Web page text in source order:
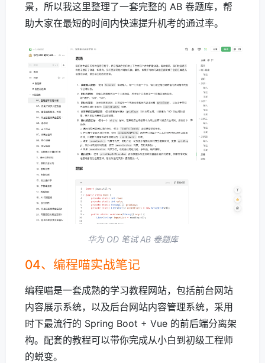
景，所以我这里整理了一套完整的 AB 卷题库，帮
助大家在最短的时间内快速提升机考的通过率。
华为 OD 笔试 AB 卷题库
04、编程喵实战笔记
编程喵是一套成熟的学习教程网站，包括前台网站
内容展示系统，以及后台网站内容管理系统，采用
时下最流行的 Spring Boot + Vue 的前后端分离架
构。配套的教程可以带你完成从小白到初级工程师
的蜕变。